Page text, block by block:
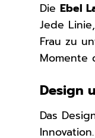
DieEbel
Jede
Frau zu
Momente
Design
Das